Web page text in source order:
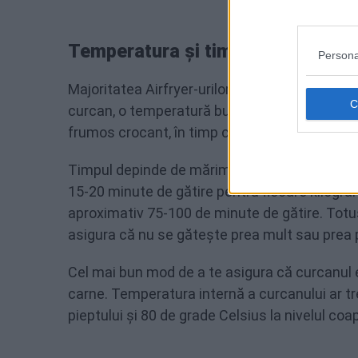
Temperatura și timpul de gătire
Majoritatea Airfryer-urilor sunt eficiente la
curcan, o temperatură bună de pornire ar fi
frumos crocant, în timp ce interiorul rămâne
Timpul depinde de mărimea curcanului și de
15-20 minute de gătire pentru fiecare
aproximativ 75-100 de minute de gătire.
asigura că nu se gătește prea mult sau prea
Cel mai bun mod de a te asigura că
carne. Temperatura internă a curcanului ar
pieptului și 80 de grade Celsius la nivelul